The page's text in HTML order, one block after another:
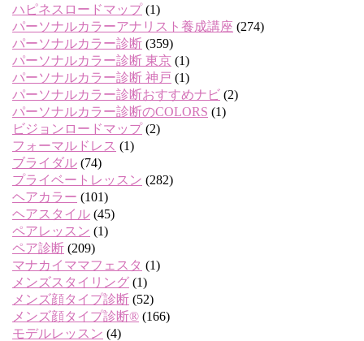
ハピネスロードマップ(1)
パーソナルカラーアナリスト養成講座 (274)
パーソナルカラー診断 (359)
パーソナルカラー診断 東京 (1)
パーソナルカラー診断 神戸 (1)
パーソナルカラー診断おすすめナビ (2)
パーソナルカラー診断のCOLORS (1)
ビジョンロードマップ(2)
フォーマルドレス (1)
ブライダル (74)
プライベートレッスン (282)
ヘアカラー (101)
ヘアスタイル (45)
ペアレッスン (1)
ペア診断 (209)
マナカイママフェスタ (1)
メンズスタイリング (1)
メンズ顔タイプ診断 (52)
メンズ顔タイプ診断® (166)
モデルレッスン (4)